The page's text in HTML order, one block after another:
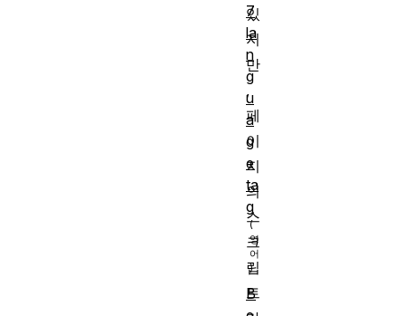
있
지
만
,
페
이
지
의
스
크
립
트
7
la
n
g
u
a
g
e
ta
g
B